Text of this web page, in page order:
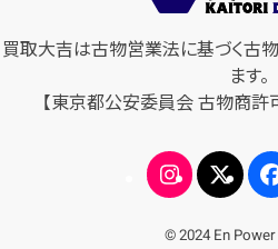
買取大吉は古物営業法に基づく古
ます。
【東京都公安委員会 古物商
© 2024 En